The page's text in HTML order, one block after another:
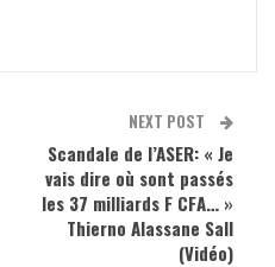
NEXT POST
Scandale de l’ASER: « Je
vais dire où sont passés
les 37 milliards F CFA… »
Thierno Alassane Sall
(Vidéo)